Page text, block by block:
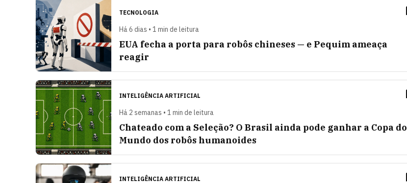
TECNOLOGIA
Há 6 dias • 1 min de leitura
EUA fecha a porta para robôs chineses — e Pequim ameaça
reagir
INTELIGÊNCIA ARTIFICIAL
Há 2 semanas • 1 min de leitura
Chateado com a Seleção? O Brasil ainda pode ganhar a Copa do
Mundo dos robôs humanoides
INTELIGÊNCIA ARTIFICIAL